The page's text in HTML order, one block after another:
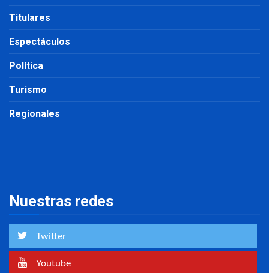
Titulares
Espectáculos
Política
Turismo
Regionales
Nuestras redes
Twitter
Youtube